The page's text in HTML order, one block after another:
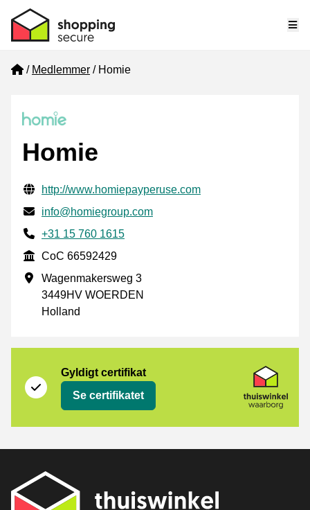
Home
Medlemmer Homie
Homie
Verificerede kontaktoplysninger
Website URL
http://www.homiepayperuse.com
E-mail
info@homiegroup.com
Phone number
+31 15 760 1615
CoC
CoC 66592429
Forretningsadresse
Wagenmakersweg 3
3449HV WOERDEN
Holland
Gyldigt certifikat
Se certifikatet